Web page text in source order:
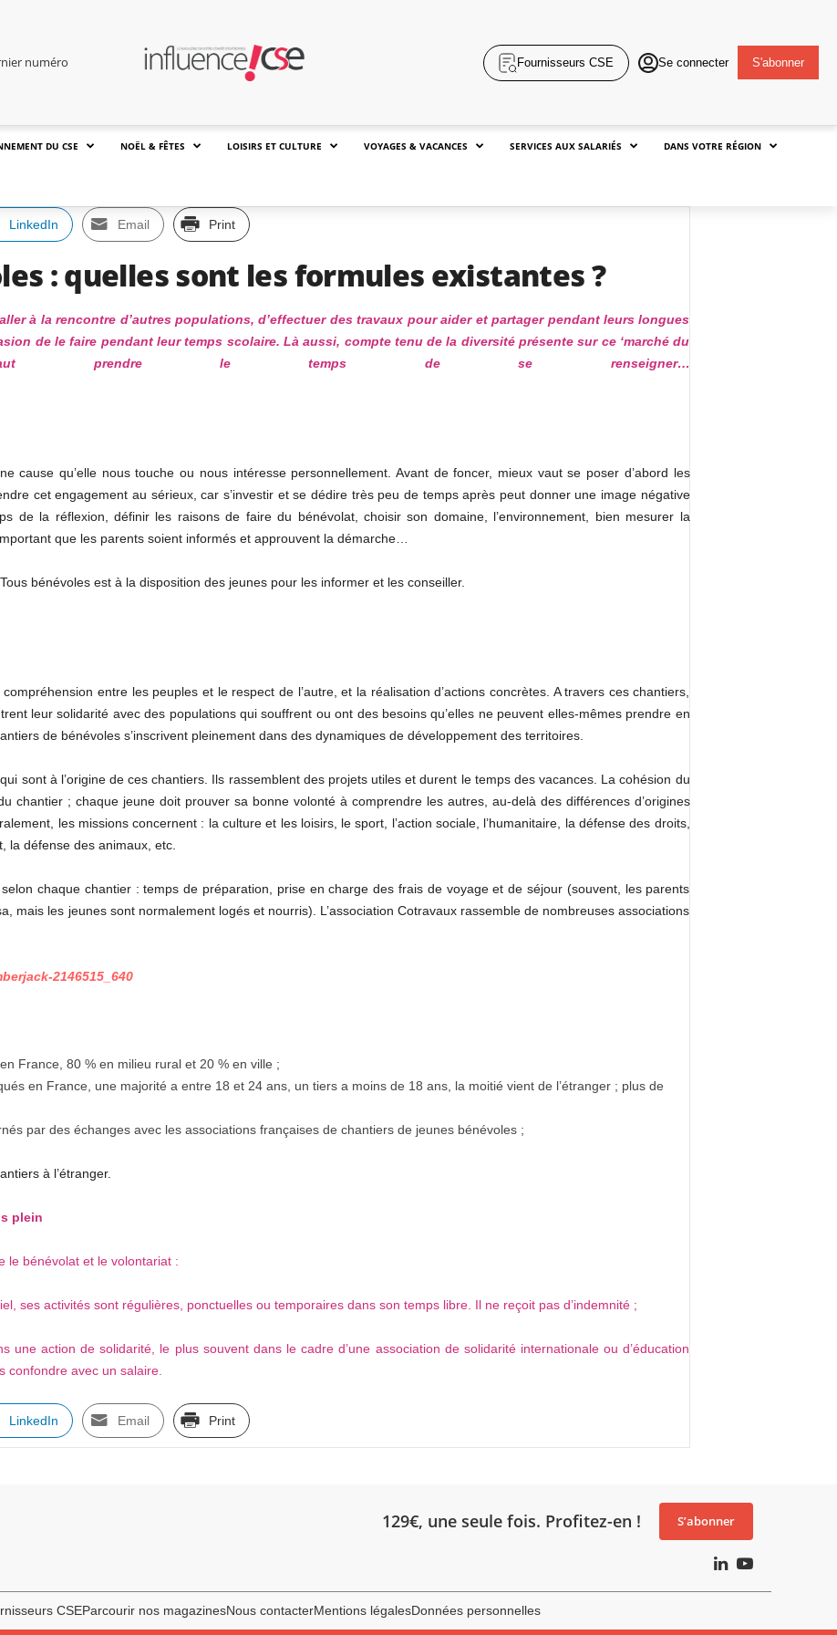
numéro Fournisseurs CSE Se connecter S'abonner
DU CSE NOËL & FÊTES LOISIRS ET CULTURE VOYAGES & VACANCES SERVICES AUX SALARIÉS DANS VOTRE RÉGION
LinkedIn Email Print
: quelles sont les formules existantes ?
à la rencontre d’autres populations, d’effectuer des travaux pour aider et partager pendant leurs longues
de le faire pendant leur temps scolaire. Là aussi, compte tenu de la diversité présente sur ce ‘marché du
prendre le temps de se renseigner…
cause qu’elle nous touche ou nous intéresse personnellement. Avant de foncer, mieux vaut se poser d’abord les
cet engagement au sérieux, car s’investir et se dédire très peu de temps après peut donner une image négative
de la réflexion, définir les raisons de faire du bénévolat, choisir son domaine, l’environnement, bien mesurer la
que les parents soient informés et approuvent la démarche…
bénévoles est à la disposition des jeunes pour les informer et les conseiller.
entre les peuples et le respect de l’autre, et la réalisation d’actions concrètes. A travers ces chantiers,
leur solidarité avec des populations qui souffrent ou ont des besoins qu’elles ne peuvent elles-mêmes prendre en
de bénévoles s’inscrivent pleinement dans des dynamiques de développement des territoires.
sont à l’origine de ces chantiers. Ils rassemblent des projets utiles et durent le temps des vacances. La cohésion du
chantier ; chaque jeune doit prouver sa bonne volonté à comprendre les autres, au-delà des différences d’origines
les missions concernent : la culture et les loisirs, le sport, l’action sociale, l’humanitaire, la défense des droits,
la défense des animaux, etc.
chaque chantier : temps de préparation, prise en charge des frais de voyage et de séjour (souvent, les parents
mais les jeunes sont normalement logés et nourris). L’association Cotravaux rassemble de nombreuses associations
France, 80 % en milieu rural et 20 % en ville ;
en France, une majorité a entre 18 et 24 ans, un tiers a moins de 18 ans, la moitié vient de l’étranger ; plus de
par des échanges avec les associations françaises de chantiers de jeunes bénévoles ;
à l’étranger.
plein
le bénévolat et le volontariat :
ses activités sont régulières, ponctuelles ou temporaires dans son temps libre. Il ne reçoit pas d’indemnité ;
une action de solidarité, le plus souvent dans le cadre d’une association de solidarité internationale ou d’éducation
confondre avec un salaire.
LinkedIn Email Print
129€, une seule fois. Profitez-en ! S’abonner
CSEParcourir nos magazinesNous contacterMentions légalesDonnées personnelles